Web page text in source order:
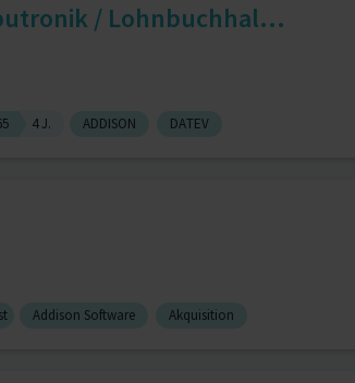
/ Lohnbuchhal...
4 J. ADDISON DATEV
Addison Software Akquisition